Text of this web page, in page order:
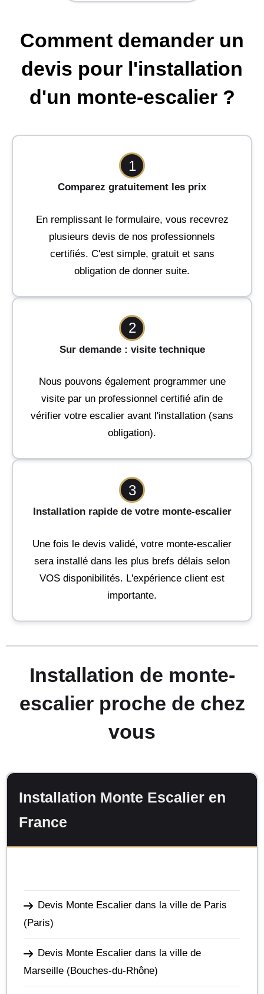
Comment demander un
devis pour l'installation
d'un monte-escalier ?
1
Comparez gratuitement les prix
En remplissant le formulaire, vous recevrez
plusieurs devis de nos professionnels
certifiés. C'est simple, gratuit et sans
obligation de donner suite.
2
Sur demande : visite technique
Nous pouvons également programmer une
visite par un professionnel certifié afin de
vérifier votre escalier avant l'installation (sans
obligation).
3
Installation rapide de votre monte-escalier
Une fois le devis validé, votre monte-escalier
sera installé dans les plus brefs délais selon
VOS disponibilités. L'expérience client est
importante.
Installation de monte-
escalier proche de chez
vous
Installation Monte Escalier en
France
Devis Monte Escalier dans la ville de Paris
(Paris)
Devis Monte Escalier dans la ville de
Marseille (Bouches-du-Rhône)